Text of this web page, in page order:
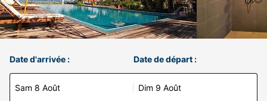
Date d'arrivée :
Sam 8 Août
Date de départ :
Dim 9 Août